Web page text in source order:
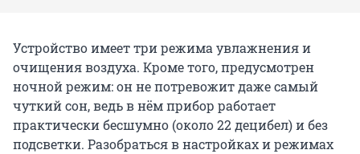
Устройство имеет три режима увлажнения и
очищения воздуха. Кроме того, предусмотрен
ночной режим: он не потревожит даже самый
чуткий сон, ведь в нём прибор работает
практически бесшумно (около 22 децибел) и без
подсветки. Разобраться в настройках и режимах